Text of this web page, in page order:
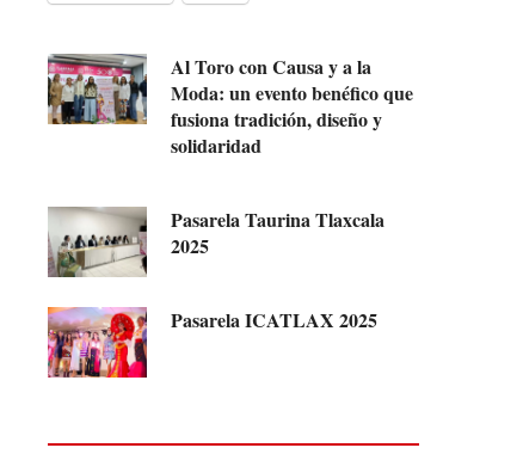
Al Toro con Causa y a la
Moda: un evento benéfico que
fusiona tradición, diseño y
solidaridad
Pasarela Taurina Tlaxcala
2025
Pasarela ICATLAX 2025